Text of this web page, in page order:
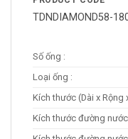
TDNDIAMOND58-
Số ống :
Loại ống :
Kích thước (Dài x Rộng
Kích thước đường